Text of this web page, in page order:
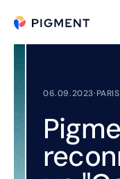
06.09.2023·